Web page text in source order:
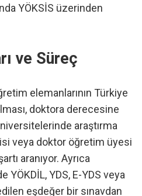
YÖKSİS üzerinden
ve Süreç
elemanlarının Türkiye
doktora derecesine
araştırma
veya doktor öğretim üyesi
aranıyor. Ayrıca
YÖKDİL, YDS, E-YDS veya
eşdeğer bir sınavdan